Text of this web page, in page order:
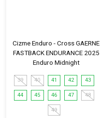
Cizme Enduro - Cross GAERNE
FASTBACK ENDURANCE 2025
Enduro Midnight
39 40 41 42 43
44 45 46 47 48
49